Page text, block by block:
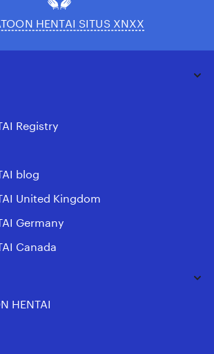
HENTAI SITUS XNXX
Registry
blog
United Kingdom
Germany
Canada
HENTAI